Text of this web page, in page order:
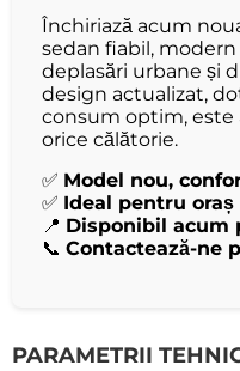
Închiriază acum
sedan fiabil,
deplasări urbane și
design actualizat,
consum optim, este
orice călătorie.
✅ Model nou,
✅ Ideal pentru oraș
📍 Disponibil acum
📞 Contactează-ne
PARAMETRII